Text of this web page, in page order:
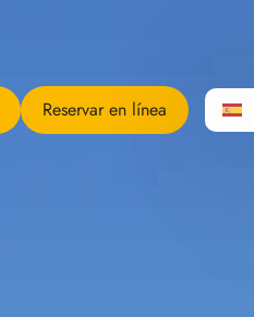
Reservar en línea